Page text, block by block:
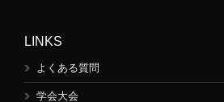
LINKS
よくある質問
学会大会